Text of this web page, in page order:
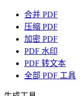
合并 PDF
压缩 PDF
加密 PDF
PDF 水印
PDF 转文本
全部 PDF 工具